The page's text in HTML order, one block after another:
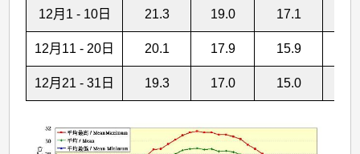
12月1 - 10日 21.3 19.0 17.1
12月11 - 20日 20.1 17.9 15.9
12月21 - 31日 19.3 17.0 15.0